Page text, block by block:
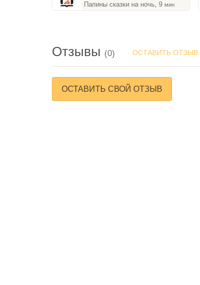
Папины сказки на ночь, 9мин
Отзывы (0) ОСТАВИТЬ ОТЗЫВ
ОСТАВИТЬ СВОЙ ОТЗЫВ